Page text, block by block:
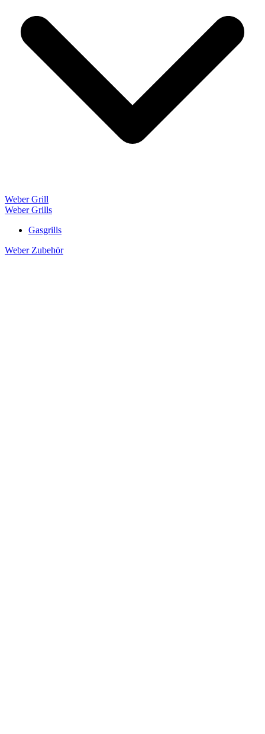
Weber Grill
Weber Grills
Gasgrills
Weber Zubehör